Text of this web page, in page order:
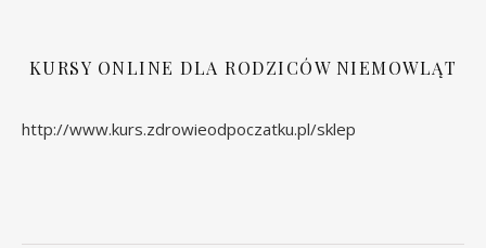
KURSY ONLINE DLA RODZICÓW NIEMOWLĄT
http://www.kurs.zdrowieodpoczatku.pl/sklep